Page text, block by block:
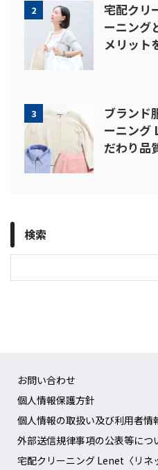
2
宅配クリ
ーニング
メリット
3
ブランド
ーニング
だわり品
検索
お問い合わせ
個人情報保護方針
個人情報の取扱い及び利用者情
外部送信規律事項の公表等につ
宅配クリーニング Lenet〈リネ